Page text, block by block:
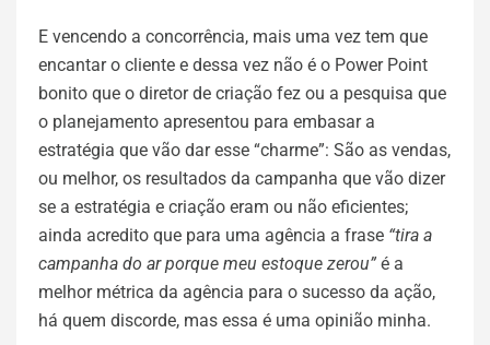
E vencendo a concorrência, mais uma vez tem que
encantar o cliente e dessa vez não é o Power Point
bonito que o diretor de criação fez ou a pesquisa que
o planejamento apresentou para embasar a
estratégia que vão dar esse “charme”: São as vendas,
ou melhor, os resultados da campanha que vão dizer
se a estratégia e criação eram ou não eficientes;
ainda acredito que para uma agência a frase “tira a
campanha do ar porque meu estoque zerou” é a
melhor métrica da agência para o sucesso da ação,
há quem discorde, mas essa é uma opinião minha.